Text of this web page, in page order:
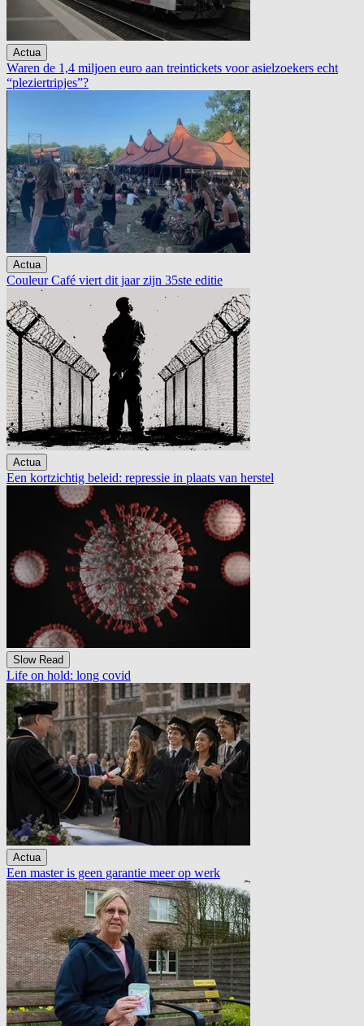
Actua
Waren de 1,4 miljoen euro aan treintickets voor asielzoekers echt
“pleziertripjes”?
Actua
Couleur Café viert dit jaar zijn 35ste editie
Actua
Een kortzichtig beleid: repressie in plaats van herstel
Slow Read
Life on hold: long covid
Actua
Een master is geen garantie meer op werk